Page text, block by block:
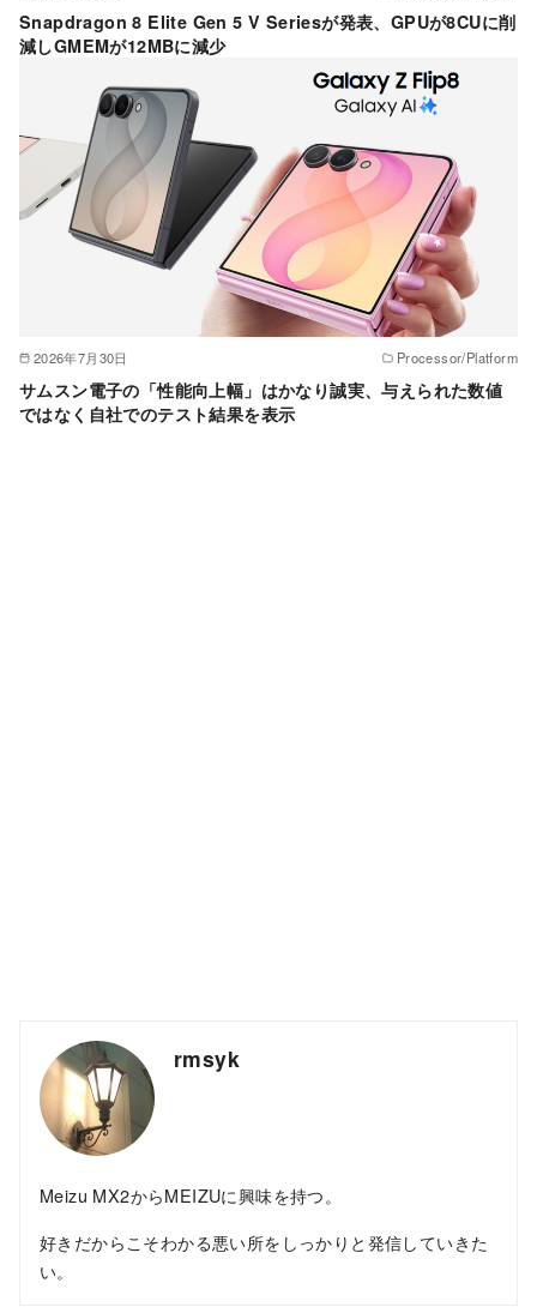
Snapdragon 8 Elite Gen 5 V Seriesが発表、GPUが8CUに削
減しGMEMが12MBに減少
2026年7月30日 Processor/Platform
サムスン電子の「性能向上幅」はかなり誠実、与えられた数値
ではなく自社でのテスト結果を表示
rmsyk
Meizu MX2からMEIZUに興味を持つ。
好きだからこそわかる悪い所をしっかりと発信していきた
い。